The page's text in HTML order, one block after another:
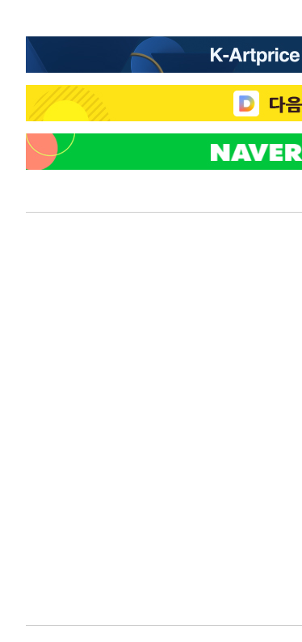
-17907초 전 >[속보] 노원서 40.1도 관측…서울, 2018년
-14997초 전 >
[속보]종합특검, '계엄 수용공간 확보' 신용
-13870초 전 >외신들도 주목한 韓축구 파문…"국민적 공
-13841초 전 > 11시간 압수수색에 성접대 파문까지…'쑥대
-12863초 전 >[속보]규제합리화위원회 부위원장에 김태
병태 후임
-9221초 전 >
[속보]국힘 윤리위, '돌려차기 발언' 진종오·
-4546초 전 >[속보] 7월 중국 수출 23.9%↑ 수입
-1572초 전 >[속보]종합특검, '관저이전 봐주기 감사' 유병